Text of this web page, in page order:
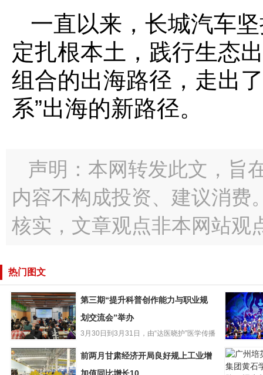
一直以来，长城汽车
定扎根本土，践行生态
组合的出海路径，走出
系”出海的新路径。
声明：本网转发此文，旨
内容不构成投资、建议消费
核实，文章观点非本网站观
热门图文
第三期“提升科普
创作能力与职业
第三期“提升科普创作能力与职业规
划交流会”举办
3月30日到3月31日，由“达医晓护”医学传播
再听折子
肃省13个
前两月甘肃经济开局良好规上工业增